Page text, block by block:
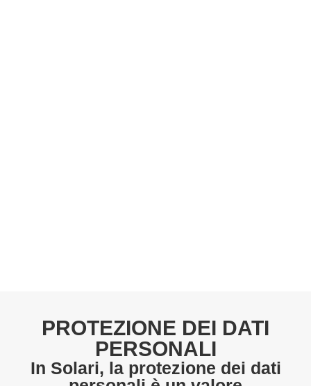
PROTEZIONE DEI DATI
PERSONALI
In Solari, la protezione dei dati